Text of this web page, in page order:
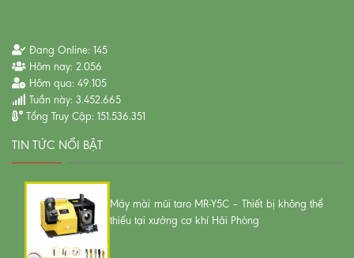
Đang Online: 145
Hôm nay: 2.056
Hôm qua: 49.105
Tuần này: 3.452.665
Tổng Truy Cập: 151.536.351
TIN TỨC NỔI BẬT
Máy mài mũi taro MR-Y5C – Thiết bị không thể
thiếu tại xưởng cơ khí Hải Phòng